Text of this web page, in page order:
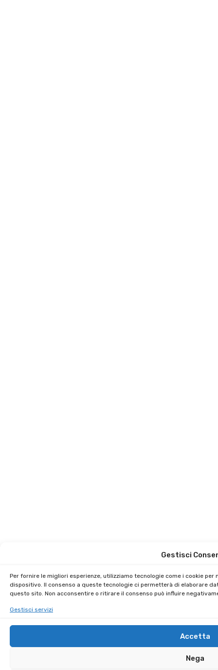
Gestisci
Per fornire le migliori esperienze, utilizziamo tecnologie come i cookie
dispositivo. Il consenso a queste tecnologie ci permetterà di elaborare
questo sito. Non acconsentire o ritirare il consenso può influire
Gestisci servizi
Accetta
Nega